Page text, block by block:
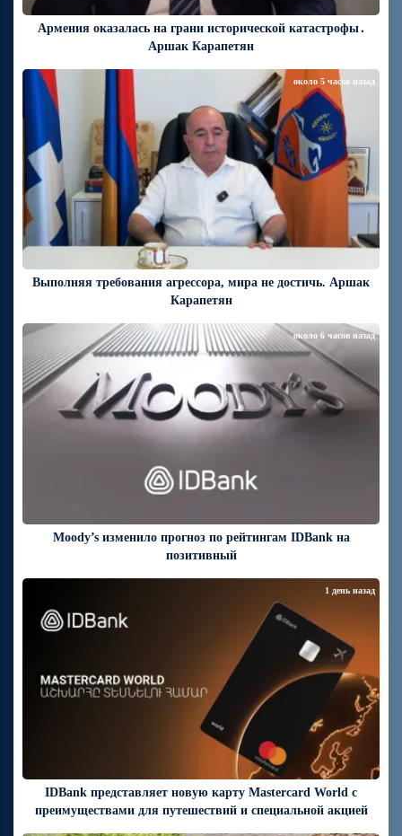
Армения оказалась на грани исторической катастрофы․
Аршак Карапетян
Выполняя требования агрессора, мира не достичь. Аршак
Карапетян
около 5 часов назад
Moody’s изменило прогноз по рейтингам IDBank на
позитивный
около 6 часов назад
IDBank представляет новую карту Mastercard World с
преимуществами для путешествий и специальной акцией
1 день назад